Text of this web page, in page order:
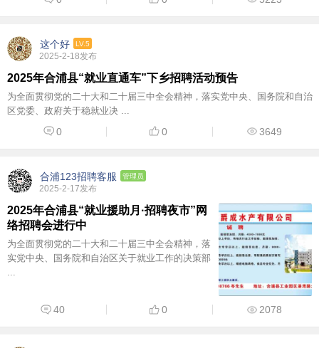
这个好 LV.5
2025-2-18发布
2025年合浦县“就业直通车”下乡招聘活动预告
为全面贯彻党的二十大和二十届三中全会精神，落实党中央、国务院和自治
区党委、政府关于稳就业决 ...
0 0 3649
合浦123招聘客服 管理员
2025-2-17发布
2025年合浦县“就业援助月·招聘夜市”网
络招聘会进行中
为全面贯彻党的二十大和二十届三中全会精神，落
实党中央、国务院和自治区关于就业工作的决策部
40 0 2078